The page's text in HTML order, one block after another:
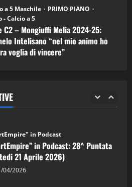
a 5 Maschile
PRIMO PIANO
- Calcio a 5
C2 – Mongiuffi Melia 2024-25:
Intelisano “nel mio animo ho
voglia di vincere”
in Podcast: 30^ Puntata
05 Maggio 2026)
05/2026
04/2026
in Podcast: 28^ Puntata
21 Aprile 2026)
04/2026